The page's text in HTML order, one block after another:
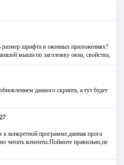
размер шрифта в оконных приложениях?
мыши по заголовку окна, свойства,
данного скрипта, а тут будет
конкретной программе,данная прога
читать коменты.Поймите правильно,не